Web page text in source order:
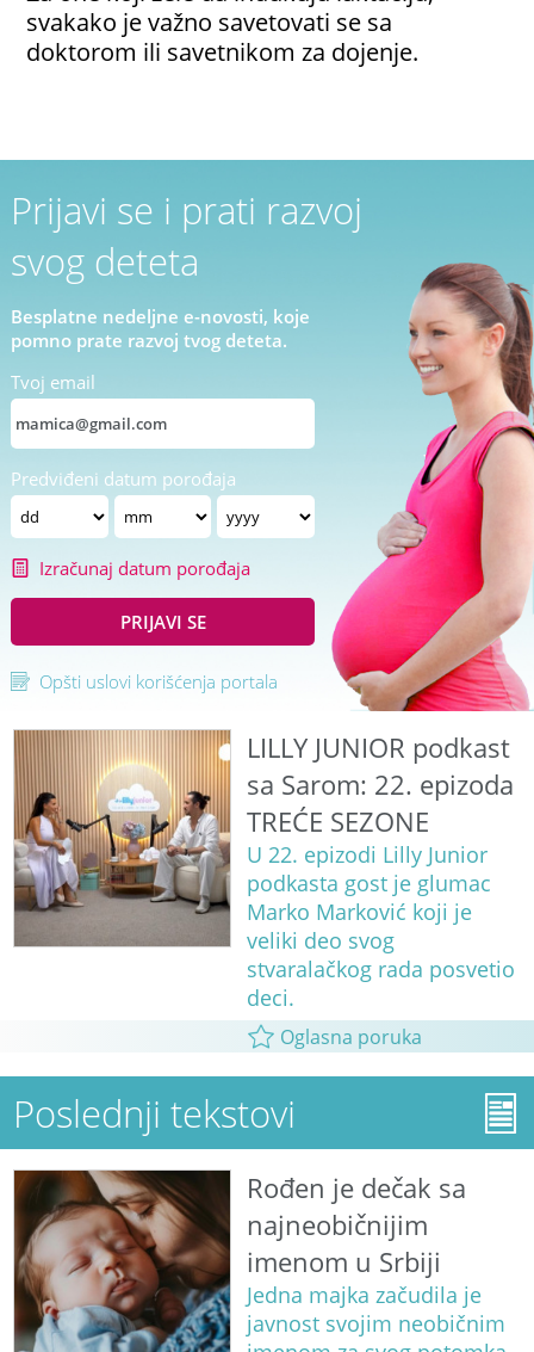
svakako je važno savetovati se sa
doktorom ili savetnikom za dojenje.
Prijavi se i prati razvoj
svog deteta
Besplatne nedeljne e-novosti, koje
pomno prate razvoj tvog deteta.
Tvoj email
Predviđeni datum porođaja
Izračunaj datum porođaja
PRIJAVI SE
Opšti uslovi korišćenja portala
LILLY JUNIOR podkast
sa Sarom: 22. epizoda
TREĆE SEZONE
U 22. epizodi Lilly Junior
podkasta gost je glumac
Marko Marković koji je
veliki deo svog
stvaralačkog rada posvetio
deci.
Oglasna poruka
Poslednji tekstovi
Rođen je dečak sa
najneobičnijim
imenom u Srbiji
Jedna majka začudila je
javnost svojim neobičnim